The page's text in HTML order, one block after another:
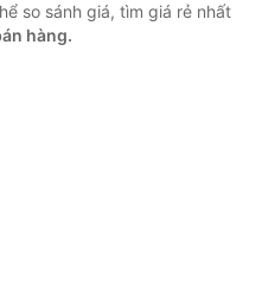
so sánh giá, tìm giá rẻ nhất
hàng.